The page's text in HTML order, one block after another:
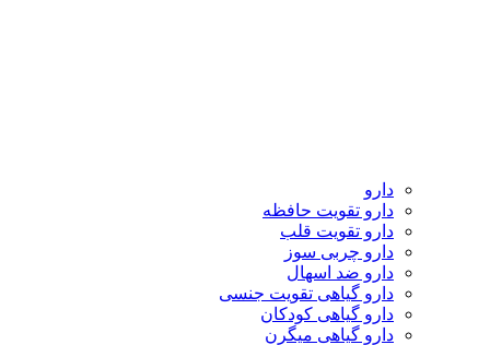
دارو
دارو تقویت حافظه
دارو تقویت قلب
دارو چربی سوز
دارو ضد اسهال
دارو گیاهی تقویت جنسی
دارو گیاهی کودکان
دارو گیاهی میگرن